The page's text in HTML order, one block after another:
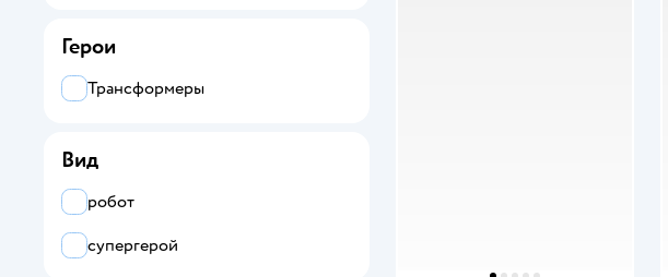
Mobicaro
Все
Dinoster
Герои
Трансформеры
Вид
робот
супергерой